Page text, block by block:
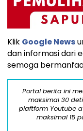
Klik Google News
dan informasi dari
semoga
Portal berita ini
maksimal 30
plaftform Youtube
maksimal 15